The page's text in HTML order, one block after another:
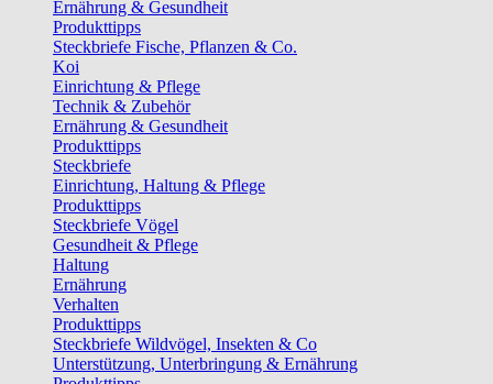
Ernährung & Gesundheit
Produkttipps
Steckbriefe Fische, Pflanzen & Co.
Koi
Einrichtung & Pflege
Technik & Zubehör
Ernährung & Gesundheit
Produkttipps
Steckbriefe
Einrichtung, Haltung & Pflege
Produkttipps
Steckbriefe Vögel
Gesundheit & Pflege
Haltung
Ernährung
Verhalten
Produkttipps
Steckbriefe Wildvögel, Insekten & Co
Unterstützung, Unterbringung & Ernährung